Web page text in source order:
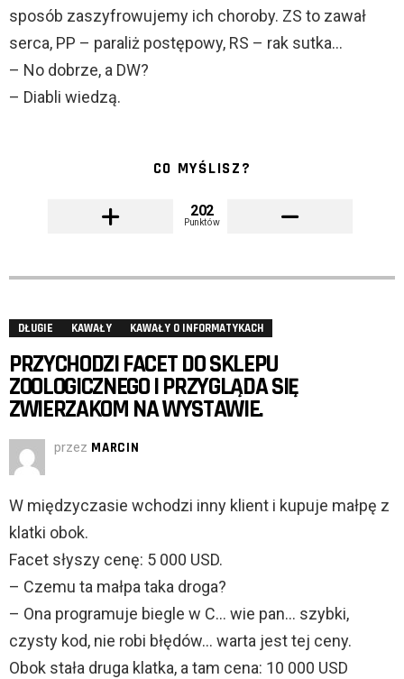
sposób zaszyfrowujemy ich choroby. ZS to zawał
serca, PP – paraliż postępowy, RS – rak sutka…
– No dobrze, a DW?
– Diabli wiedzą.
CO MYŚLISZ?
202
Punktów
DŁUGIE KAWAŁY KAWAŁY O INFORMATYKACH
PRZYCHODZI FACET DO SKLEPU
ZOOLOGICZNEGO I PRZYGLĄDA SIĘ
ZWIERZAKOM NA WYSTAWIE.
przez MARCIN
W międzyczasie wchodzi inny klient i kupuje małpę z
klatki obok.
Facet słyszy cenę: 5 000 USD.
– Czemu ta małpa taka droga?
– Ona programuje biegle w C… wie pan… szybki,
czysty kod, nie robi błędów… warta jest tej ceny.
Obok stała druga klatka, a tam cena: 10 000 USD